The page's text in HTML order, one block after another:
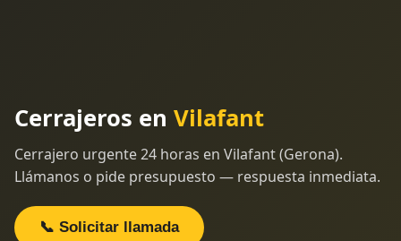
Cerrajeros en Vilafant
Cerrajero urgente 24 horas en Vilafant (Gerona).
Llámanos o pide presupuesto — respuesta inmediata.
📞 Solicitar llamada